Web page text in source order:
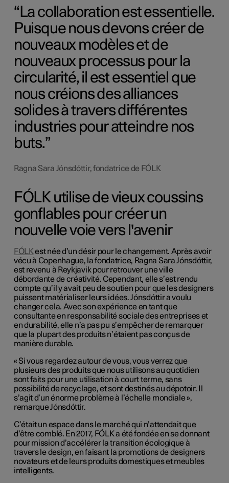
La collaboration est essentielle.
Puisque nous devons créer de
nouveaux modèles et de
nouveaux processus pour la
circularité, il est essentiel que
nous créions des alliances
solides à travers différentes
industries pour atteindre nos
buts.
Ragna Sara Jónsdóttir, fondatrice de FÓLK
FÓLK utilise de vieux coussins
gonflables pour créer un
nouvelle voie vers l'avenir
FÓLKest née d’un désir pour le changement. Après avoir
vécu à Copenhague, la fondatrice, Ragna Sara Jónsdóttir,
est revenu à Reykjavik pour retrouver une ville
débordante de créativité. Cependant, elle s’est rendu
compte qu’il y avait peu de soutien pour que les designers
puissent matérialiser leurs idées. Jónsdóttir a voulu
changer cela. Avec son expérience en tant que
consultante en responsabilité sociale des entreprises et
en durabilité, elle n’a pas pu s’empêcher de remarquer
que la plupart des produits n’étaient pas conçus de
manière durable.
« Si vous regardez autour de vous, vous verrez que
plusieurs des produits que nous utilisons au quotidien
sont faits pour une utilisation à court terme, sans
possibilité de recyclage, et sont destinés au dépotoir. Il
s’agit d’un énorme problème à l’échelle mondiale »,
remarque Jónsdóttir.
C’était un espace dans le marché qui n’attendait que
d’être comblé. En 2017, FÓLK a été fondée en se donnant
pour mission d’accélérer la transition écologique à
travers le design, en faisant la promotions de designers
novateurs et de leurs produits domestiques et meubles
intelligents.